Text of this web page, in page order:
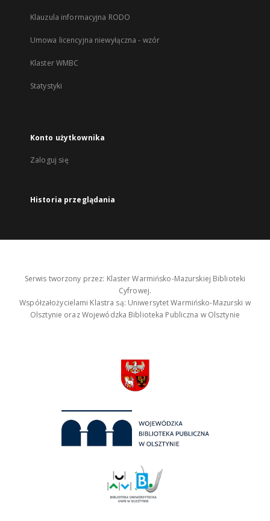
Klauzula informacyjna RODO
Umowa licencyjna niewyłączna - wzór
Klaster WMBC
Statystyki
Konto użytkownika
Zaloguj się
Historia przeglądania
Serwis tworzony przez: Klaster Warmińsko-Mazurskiej Biblioteki
Cyfrowej.
Współzałożycielami Klastra są: Uniwersytet Warmińsko-Mazurski w
Olsztynie oraz Wojewódzka Biblioteka Publiczna w Olsztynie